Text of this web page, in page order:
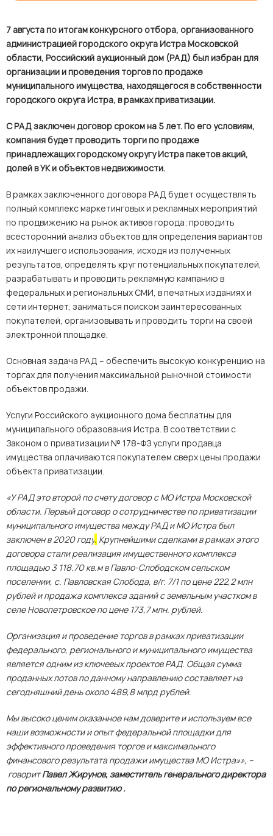
7 августа по итогам конкурсного отбора, организованного
администрацией городского округа Истра Московской
области, Российский аукционный дом (РАД) был избран для
организации и проведения торгов по продаже
муниципального имущества, находящегося в собственности
городского округа Истра, в рамках приватизации.
С РАД заключен договор сроком на 5 лет. По его условиям,
компания будет проводить торги по продаже
принадлежащих городскому округу Истра пакетов акций,
долей в УК и объектов недвижимости.
В рамках заключенного договора РАД будет осуществлять
полный комплекс маркетинговых и рекламных мероприятий
по продвижению на рынок активов города: проводить
всесторонний анализ объектов для определения вариантов
их наилучшего использования, исходя из полученных
результатов, определять круг потенциальных покупателей,
разрабатывать и проводить рекламную кампанию в
федеральных и региональных СМИ, в печатных изданиях и
сети интернет, заниматься поиском заинтересованных
покупателей, организовывать и проводить торги на своей
электронной площадке.
Основная задача РАД – обеспечить высокую конкуренцию на
торгах для получения максимальной рыночной стоимости
объектов продажи.
Услуги Российского аукционного дома бесплатны для
муниципального образования Истра. В соответствии с
Законом о приватизации № 178-ФЗ услуги продавца
имущества оплачиваются покупателем сверх цены продажи
объекта приватизации.
«У РАД это второй по счету договор с МО Истра Московской
области. Первый договор о сотрудничестве по приватизации
муниципального имущества между РАД и МО Истра был
заключен в 2020 году. Крупнейшими сделками в рамках этого
договора стали реализация имущественного комплекса
площадью 3 118.70 кв.м в Павло-Слободском сельском
поселении, с. Павловская Слобода, в/г. 7/1 по цене 222,2 млн
рублей и продажа комплекса зданий с земельным участком в
селе Новопетровское по цене 173,7 млн. рублей.
Организация и проведение торгов в рамках приватизации
федерального, регионального и муниципального имущества
является одним из ключевых проектов РАД. Общая сумма
проданных лотов по данному направлению составляет на
сегодняшний день около 489,8 млрд рублей.
Мы высоко ценим оказанное нам доверите и используем все
наши возможности и опыт федеральной площадки для
эффективного проведения торгов и максимального
финансового результата продажи имущества МО Истра»», –
говоритПавел Жирунов, заместитель генерального директора
по региональному развитию .